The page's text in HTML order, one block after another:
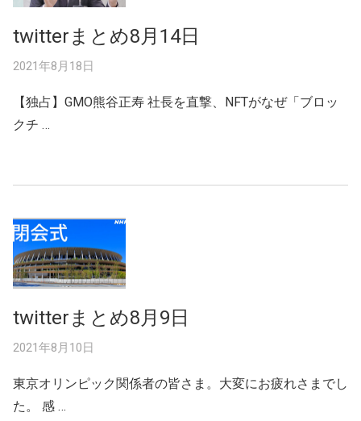
twitterまとめ8月14日
2021年8月18日
【独占】GMO熊谷正寿 社長を直撃、NFTがなぜ「ブロッ
クチ …
twitterまとめ8月9日
2021年8月10日
東京オリンピック関係者の皆さま。大変にお疲れさまでし
た。 感 …